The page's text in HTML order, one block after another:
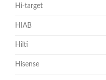
Hi-target
HIAB
Hilti
Hisense